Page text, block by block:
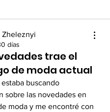
Zheleznyi
días
trae el
de moda actual
buscando
sobre las novedades en